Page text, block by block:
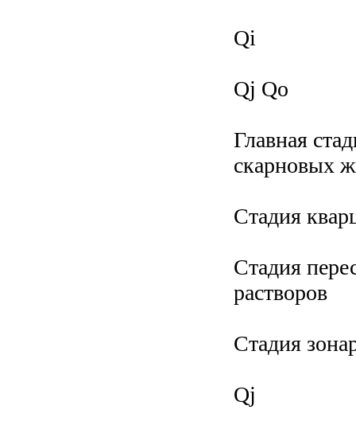
Qi
Qj Qo
Главная
скарновых
Стадия
Стадия
растворов
Стадия
Qj